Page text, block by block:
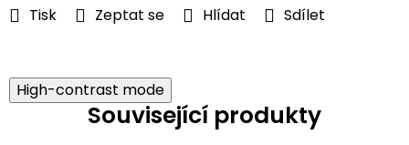
Tisk Zeptat se Hlídat Sdílet
High-contrast mode
Související produkty